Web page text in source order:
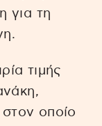
για τη
τιμής
οποίο